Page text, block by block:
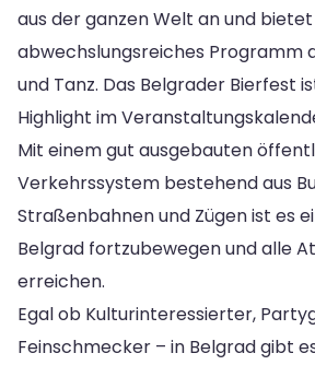
aus der ganzen Welt an und
abwechslungsreiches Programm
und Tanz. Das Belgrader Bierfest
Highlight im
Mit einem gut ausgebauten
Verkehrssystem bestehend aus
Straßenbahnen und Zügen ist es
Belgrad fortzubewegen und alle
erreichen.
Egal ob Kulturinteressierter,
Feinschmecker – in Belgrad gibt